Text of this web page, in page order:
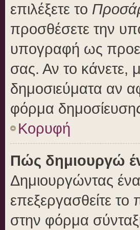
επιλέξετε το
προσθέσετε την
υπογραφή ως
σας. Αν το κάνετε,
δημοσιεύματα αν
φόρμα
Κορυφή
Πώς δημιουργώ
Δημιουργώντας
επεξεργασθείτε
στην φόρμα